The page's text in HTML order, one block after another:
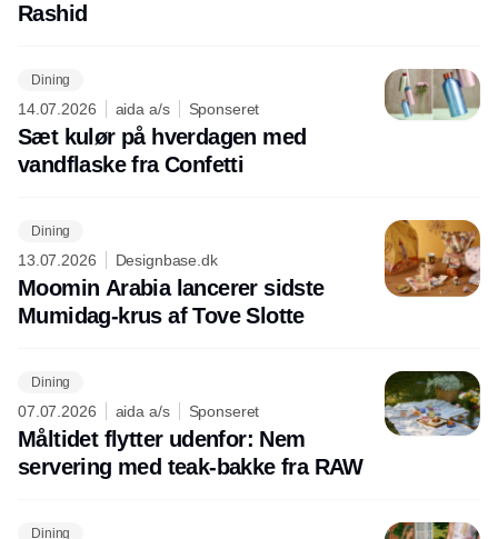
Rashid
Dining
14.07.2026 aida a/s Sponseret
Sæt kulør på hverdagen med
vandflaske fra Confetti
Dining
13.07.2026 Designbase.dk
Moomin Arabia lancerer sidste
Mumidag-krus af Tove Slotte
Dining
07.07.2026 aida a/s Sponseret
Måltidet flytter udenfor: Nem
servering med teak-bakke fra RAW
Dining